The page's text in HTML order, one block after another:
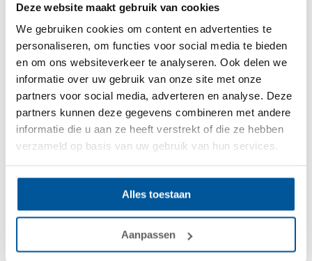
Deze website maakt gebruik van cookies
We gebruiken cookies om content en advertenties te
personaliseren, om functies voor social media te bieden
en om ons websiteverkeer te analyseren. Ook delen we
informatie over uw gebruik van onze site met onze
partners voor social media, adverteren en analyse. Deze
partners kunnen deze gegevens combineren met andere
informatie die u aan ze heeft verstrekt of die ze hebben
verzameld op basis van uw gebruik van hun services.
Alles toestaan
Aanpassen
Ben je benieuwd wat de kostenbesparing en de
voordelen van schuimbetonvoor jou kunnen betekenen?
Bespaar tijd en geld terwijl je geniet van een
hoogwaardig resultaat.Vraag gratis een offerte.
ons op telefoonnummer06-23797345.Heb je verder
nog vragen over schuimbeton? Neem dan vandaag nog
contact met ons op.